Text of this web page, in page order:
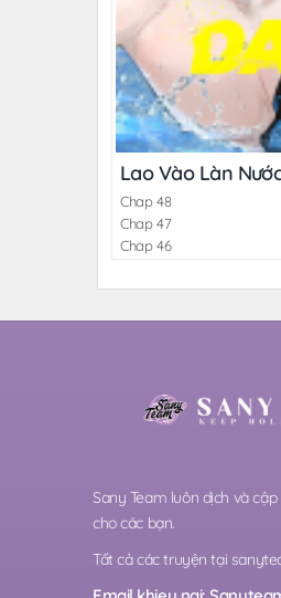
Lao Vào Làn
Chap 48
Chap 47
Chap 46
Sany Team luôn dịch và
cho các bạn.
Tất cả các truyện tại